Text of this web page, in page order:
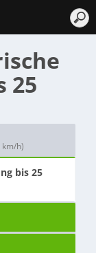
25
h)
bis 25